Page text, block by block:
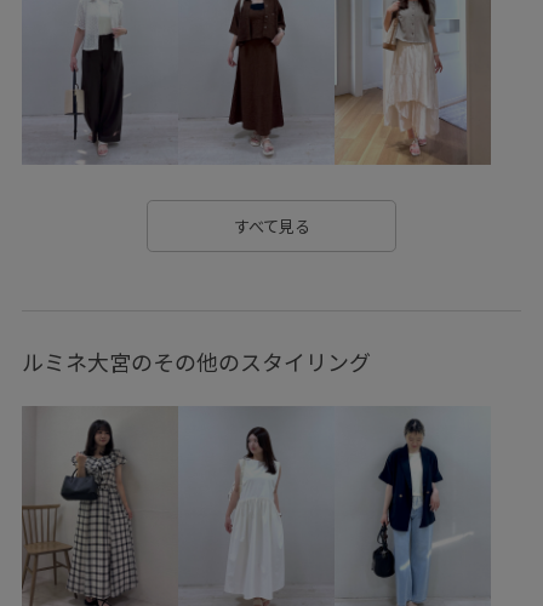
ゴム仕様 サステナブル
シワになりにくい シワ感 スッキリ
ストレスフリー セットアップ タック チュール
デニムに合わせる トレンド トレンド感 ナイロン
ニット素材 ハリ感
フラップポケット フリル
ポリエステル ミニスカート メリハリ
リラックス感 ワイドパンツ ワンピース
ヴィンテージ ヴィンテージ感 伸縮性
光沢感 冷んやり 吸水速乾 大人っぽい
大人カジュアル 快適
すべて見る
ルミネ大宮のその他のスタイリング